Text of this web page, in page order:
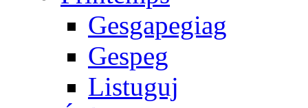
Gesgapegiag
Gespeg
Listuguj